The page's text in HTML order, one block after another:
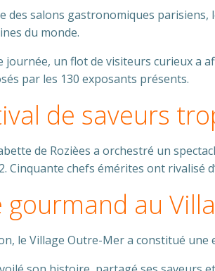
des salons gastronomiques
du monde.
journée, un flot de visiteurs curieux a
par les 130 exposants présents.
de saveurs
de Rozièes a orchestré un
Cinquante chefs émérites ont
gourmand au
le Village Outre-Mer a constitué une